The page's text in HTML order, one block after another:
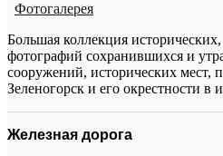
Фотогалерея
Большая коллекция
фотографий сохранившихся и
сооружений, исторических мест,
Зеленогорск и его окрестности в
Железная дорога